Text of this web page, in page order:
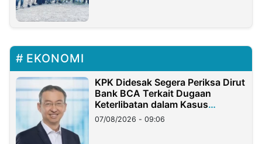
EKONOMI
KPK Didesak Segera Periksa Dirut
Bank BCA Terkait Dugaan
Keterlibatan dalam Kasus
Hilangnya Dana Nasabah Rp2,58
Miliar
07/08/2026 - 09:06